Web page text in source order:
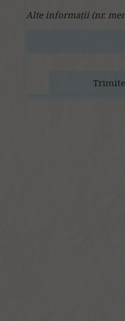
Alte informații (nr.